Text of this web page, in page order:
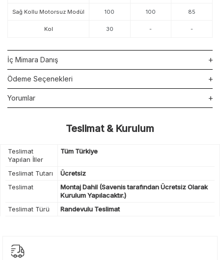
Sağ Kollu Motorsuz Modül 100 100 85
Kol 30 - -
İç Mimara Danış
Ödeme Seçenekleri
Yorumlar
Teslimat & Kurulum
Teslimat
Yapılan İller
Tüm Türkiye
Teslimat Tutarı
Ücretsiz
Teslimat
Montaj Dahil (Savenis tarafından Ücretsiz Olarak
Kurulum Yapılacaktır.)
Teslimat Türü
Randevulu Teslimat